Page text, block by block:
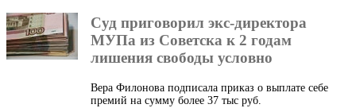
Суд приговорил экс-директора
МУПа из Советска к 2 годам
лишения свободы условно
Вера Филонова подписала приказ о выплате себе
премий на сумму более 37 тыс руб.